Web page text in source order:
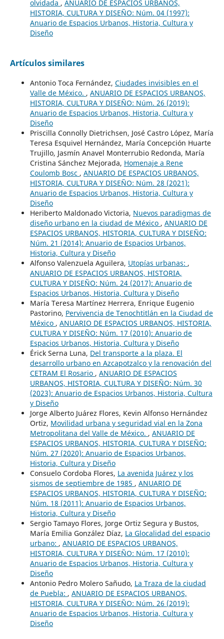
olvidada , ANUARIO DE ESPACIOS URBANOS,
HISTORIA, CULTURA Y DISEÑO: Núm. 04 (1997):
Anuario de Espacios Urbanos, Historia, Cultura y
Diseño
Artículos similares
Antonio Toca Fernández, Ciudades invisibles en el
Valle de México. , ANUARIO DE ESPACIOS URBANOS,
HISTORIA, CULTURA Y DISEÑO: Núm. 26 (2019):
Anuario de Espacios Urbanos, Historia, Cultura y
Diseño
Priscilla Connolly Dietrichsen, José Castro López, María
Teresa Esquivel Hernández, María Concepción Huarte
Trujillo, Jasmín Anavel Monterrubio Redonda, María
Cristina Sánchez Mejorada, Homenaje a Rene
Coulomb Bosc , ANUARIO DE ESPACIOS URBANOS,
HISTORIA, CULTURA Y DISEÑO: Núm. 28 (2021):
Anuario de Espacios Urbanos, Historia, Cultura y
Diseño
Heriberto Maldonado Victoria, Nuevos paradigmas de
diseño urbano en la ciudad de México , ANUARIO DE
ESPACIOS URBANOS, HISTORIA, CULTURA Y DISEÑO:
Núm. 21 (2014): Anuario de Espacios Urbanos,
Historia, Cultura y Diseño
Alfonso Valenzuela Aguilera, Utopías urbanas: ,
ANUARIO DE ESPACIOS URBANOS, HISTORIA,
CULTURA Y DISEÑO: Núm. 24 (2017): Anuario de
Espacios Urbanos, Historia, Cultura y Diseño
María Teresa Martínez Herrera, Enrique Eugenio
Pastorino, Pervivencia de Tenochtitlán en la Ciudad de
México , ANUARIO DE ESPACIOS URBANOS, HISTORIA,
CULTURA Y DISEÑO: Núm. 17 (2010): Anuario de
Espacios Urbanos, Historia, Cultura y Diseño
Érick Serna Luna, Del transporte a la plaza. El
desarrollo urbano en Azcapotzalco y la renovación del
CETRAM El Rosario , ANUARIO DE ESPACIOS
URBANOS, HISTORIA, CULTURA Y DISEÑO: Núm. 30
(2023): Anuario de Espacios Urbanos, Historia, Cultura
y Diseño
Jorge Alberto Juárez Flores, Kevin Alfonso Hernández
Ortiz, Movilidad urbana y seguridad vial en la Zona
Metropolitana del Valle de México. , ANUARIO DE
ESPACIOS URBANOS, HISTORIA, CULTURA Y DISEÑO:
Núm. 27 (2020): Anuario de Espacios Urbanos,
Historia, Cultura y Diseño
Consuelo Cordoba Flores, La avenida Juárez y los
sismos de septiembre de 1985 , ANUARIO DE
ESPACIOS URBANOS, HISTORIA, CULTURA Y DISEÑO:
Núm. 18 (2011): Anuario de Espacios Urbanos,
Historia, Cultura y Diseño
Sergio Tamayo Flores, Jorge Ortiz Segura y Bustos,
María Emilia González Díaz, La Glocalidad del espacio
urbano: , ANUARIO DE ESPACIOS URBANOS,
HISTORIA, CULTURA Y DISEÑO: Núm. 17 (2010):
Anuario de Espacios Urbanos, Historia, Cultura y
Diseño
Antonio Pedro Molero Sañudo, La Traza de la ciudad
de Puebla: , ANUARIO DE ESPACIOS URBANOS,
HISTORIA, CULTURA Y DISEÑO: Núm. 26 (2019):
Anuario de Espacios Urbanos, Historia, Cultura y
Diseño